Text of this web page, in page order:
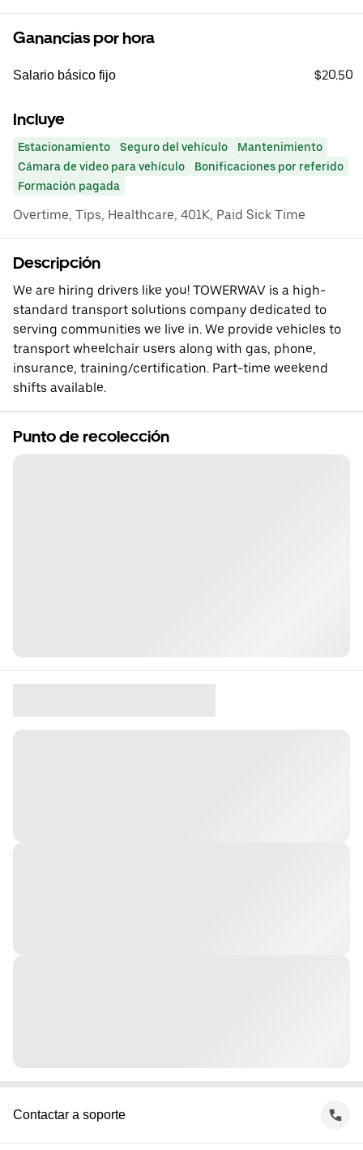
Ganancias por hora
Salario básico fijo $20.50
Incluye
Estacionamiento Seguro del vehículo
Mantenimiento
Cámara de video para vehículo
Bonificaciones por referido
Formación pagada
Overtime, Tips, Healthcare, 401K, Paid Sick Time
Descripción
We are hiring drivers like you! TOWERWAV is a high-
standard transport solutions company dedicated to
serving communities we live in. We provide vehicles to
transport wheelchair users along with gas, phone,
insurance, training/certification. Part-time weekend
shifts available.
Punto de recolección
Contactar a soporte